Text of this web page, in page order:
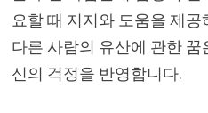
요할 때 지지와 도움을 제
다른 사람의 유산에 관한
신의 걱정을 반영합니다.